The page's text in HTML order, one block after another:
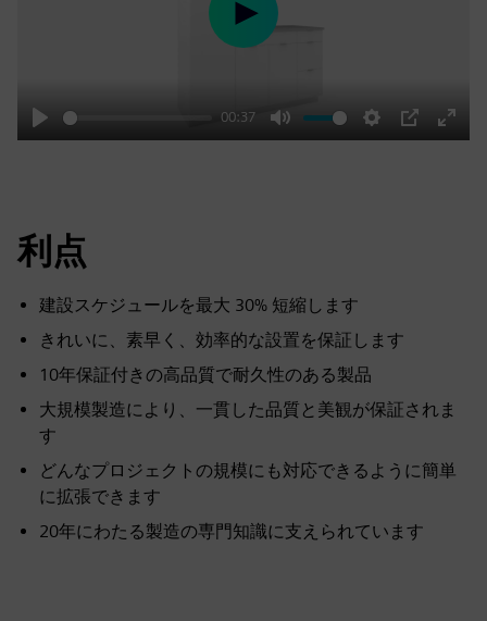
Play
00:37
Mute Settings
PIP
Enter
Play
利点
建設スケジュールを最大 30% 短縮します
きれいに、素早く、効率的な設置を保証します
10年保証付きの高品質で耐久性のある製品
大規模製造により、一貫した品質と美観が保証されま
す
どんなプロジェクトの規模にも対応できるように簡単
に拡張できます
20年にわたる製造の専門知識に支えられています